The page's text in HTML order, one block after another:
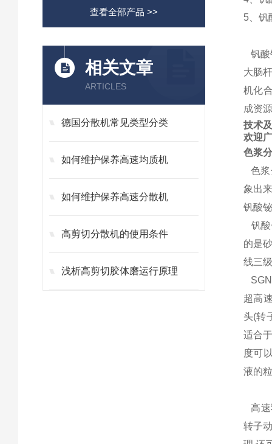
查看全部产品 >>
相关文章
ARTICLES
德国分散机常见类型分类
如何维护保养高速均质机
如何维护保养高速分散机
高剪切分散机的使用条件
浅析高剪切胶体磨运行原理
5、钒
钒酸
大肠
机化
成资
技术
欢迎
色浆
色浆
象出
钒酸
钒酸
的是
线三
SGN
超高
头(转
适合
度可
液的
高速
转子